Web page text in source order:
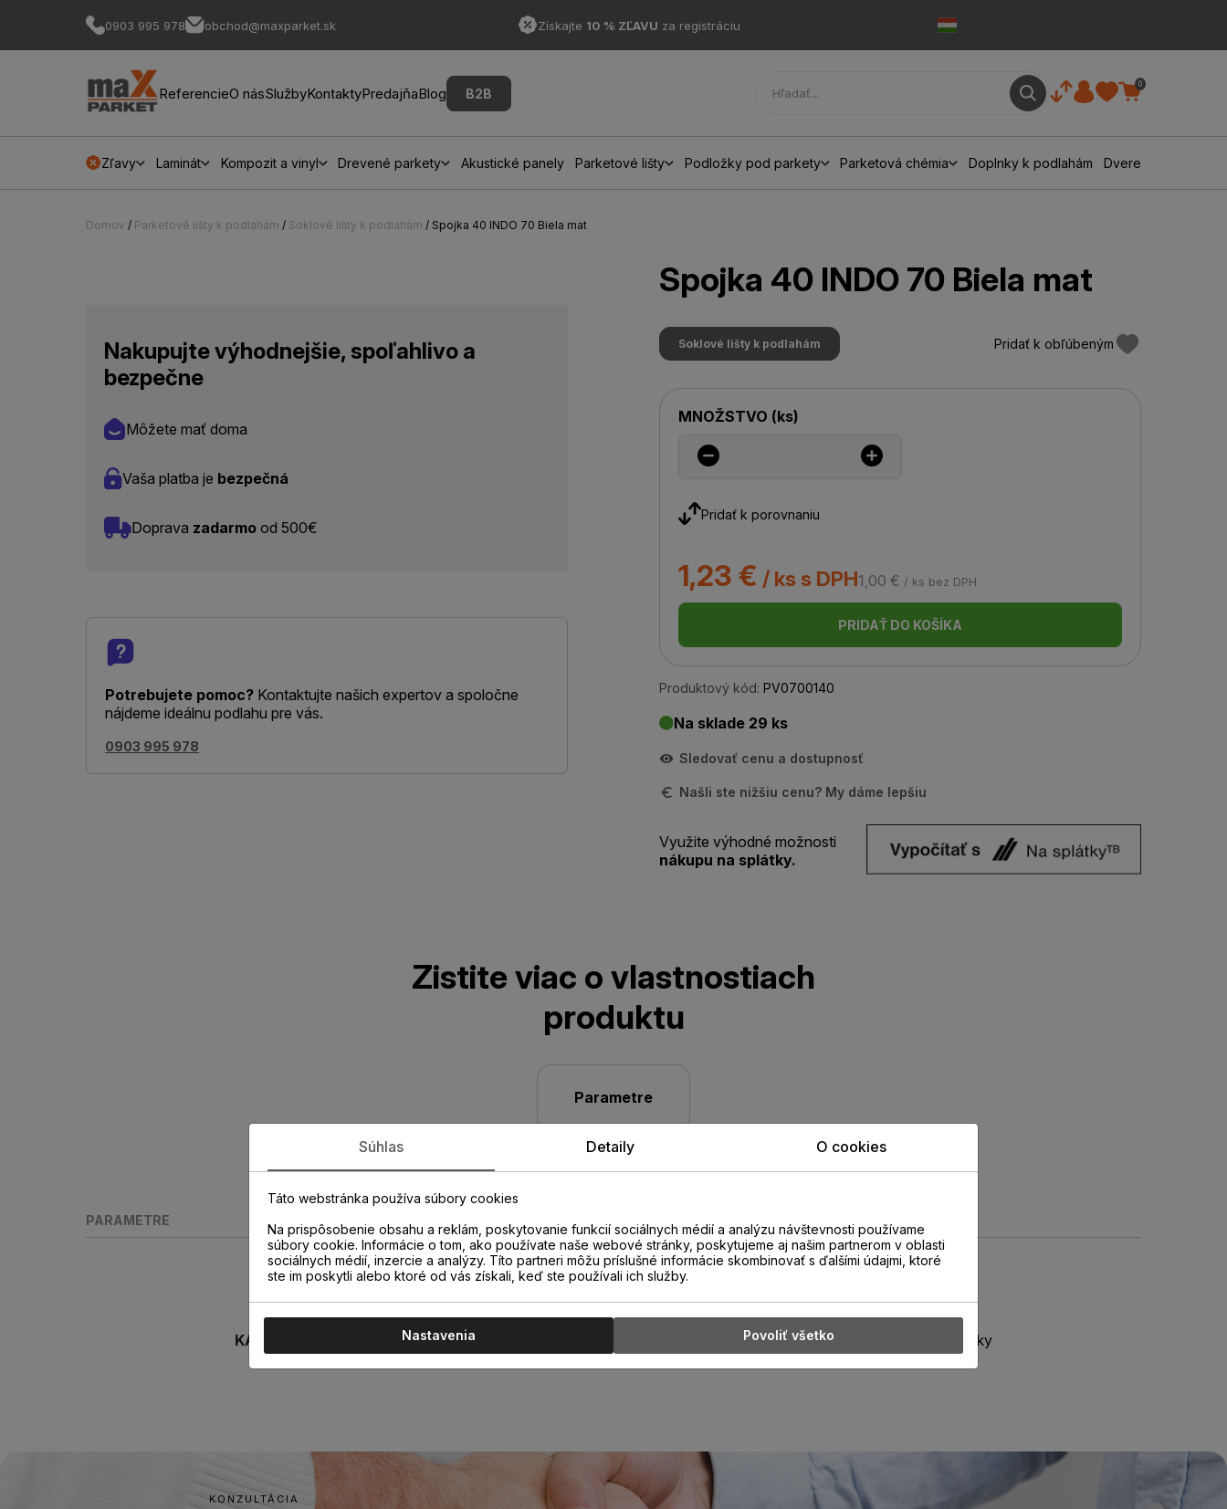
0903 995 978 obchod@maxparket.sk Získajte 10 % ZĽAVU za registráciu
ReferencieO násSlužbyKontaktyPredajňaBlog B2B
0
Zľavy Laminát Kompozit a vinyl Drevené parkety Akustické panely Parketové lišty Podložky pod parkety Parketová chémia Doplnky k podlahám Dvere
Domov / Parketové lišty k podlahám / Soklové lišty k podlahám / Spojka 40 INDO 70 Biela mat
Nakupujte výhodnejšie, spoľahlivo a
bezpečne
Môžete mať doma
Vaša platba je bezpečná
Doprava zadarmo od 500€
Potrebujete pomoc? Kontaktujte našich expertov a spoločne
nájdeme ideálnu podlahu pre vás.
0903 995 978
Spojka 40 INDO 70 Biela mat
Soklové lišty k podlahám Pridať k obľúbeným
MNOŽSTVO (ks)
Pridať k porovnaniu
1,23 € / ks s DPH1,00 € / ks bez DPH
PRIDAŤ DO KOŠÍKA
Produktový kód: PV0700140
Na sklade 29 ks
Sledovať cenu a dostupnosť
Našli ste nižšiu cenu? My dáme lepšiu
Využite výhodné možnosti
nákupu na splátky.
Zistite viac o vlastnostiach
produktu
Parametre
PARAMETRE
KATEGÓRIA Plastové prvky
KONZULTÁCIA
Súhlas Detaily O cookies
Táto webstránka používa súbory cookies
Na prispôsobenie obsahu a reklám, poskytovanie funkcií sociálnych médií a analýzu návštevnosti používame
súbory cookie. Informácie o tom, ako používate naše webové stránky, poskytujeme aj našim partnerom v oblasti
sociálnych médií, inzercie a analýzy. Títo partneri môžu príslušné informácie skombinovať s ďalšími údajmi, ktoré
ste im poskytli alebo ktoré od vás získali, keď ste používali ich služby.
Nastavenia Povoliť všetko